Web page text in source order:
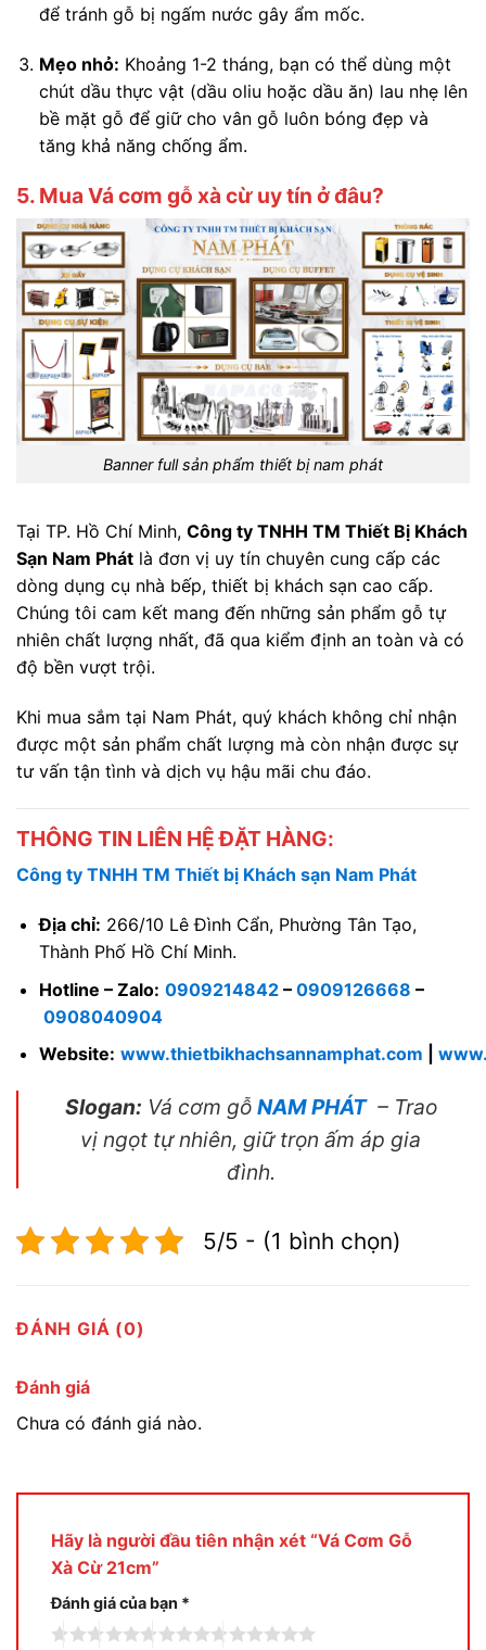
để tránh gỗ bị ngấm nước gây ẩm mốc.
Mẹo nhỏ: Khoảng 1-2 tháng, bạn có thể dùng một
chút dầu thực vật (dầu oliu hoặc dầu ăn) lau nhẹ lên
bề mặt gỗ để giữ cho vân gỗ luôn bóng đẹp và
tăng khả năng chống ẩm.
5. Mua Vá cơm gỗ xà cừ uy tín ở đâu?
Banner full sản phẩm thiết bị nam phát
Tại TP. Hồ Chí Minh, Công ty TNHH TM Thiết Bị Khách
Sạn Nam Phát là đơn vị uy tín chuyên cung cấp các
dòng dụng cụ nhà bếp, thiết bị khách sạn cao cấp.
Chúng tôi cam kết mang đến những sản phẩm gỗ tự
nhiên chất lượng nhất, đã qua kiểm định an toàn và có
độ bền vượt trội.
Khi mua sắm tại Nam Phát, quý khách không chỉ nhận
được một sản phẩm chất lượng mà còn nhận được sự
tư vấn tận tình và dịch vụ hậu mãi chu đáo.
THÔNG TIN LIÊN HỆ ĐẶT HÀNG:
Công ty TNHH TM Thiết bị Khách sạn Nam Phát
Địa chỉ: 266/10 Lê Đình Cẩn, Phường Tân Tạo,
Thành Phố Hồ Chí Minh.
Hotline – Zalo: 0909214842– 0909126668 –
0908040904
Website: www.thietbikhachsannamphat.com
Slogan: Vá cơm gỗ NAM PHÁT– Trao
vị ngọt tự nhiên, giữ trọn ấm áp gia
đình.
5/5 - (1 bình chọn)
ĐÁNH GIÁ (0)
Đánh giá
Chưa có đánh giá nào.
Hãy là người đầu tiên nhận xét “Vá Cơm Gỗ
Xà Cừ 21cm”
Đánh giá của bạn *